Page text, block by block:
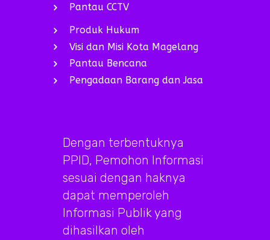
Pantau CCTV
Produk Hukum
Visi dan Misi Kota Magelang
Pantau Bencana
Pengadaan Barang dan Jasa
Dengan terbentuknya
PPID, Pemohon Informasi
sesuai dengan haknya
dapat memperoleh
Informasi Publik yang
dihasilkan oleh